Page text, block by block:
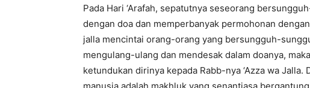
Pada Hari ‘Arafah, sepatutnya seseorang
dengan doa dan memperbanyak permohonan
jalla mencintai orang-orang yang bersungguh-
mengulang-ulang dan mendesak dalam doanya,
ketundukan dirinya kepada Rabb-nya ‘Azza wa
manusia adalah makhluk yang senantiasa